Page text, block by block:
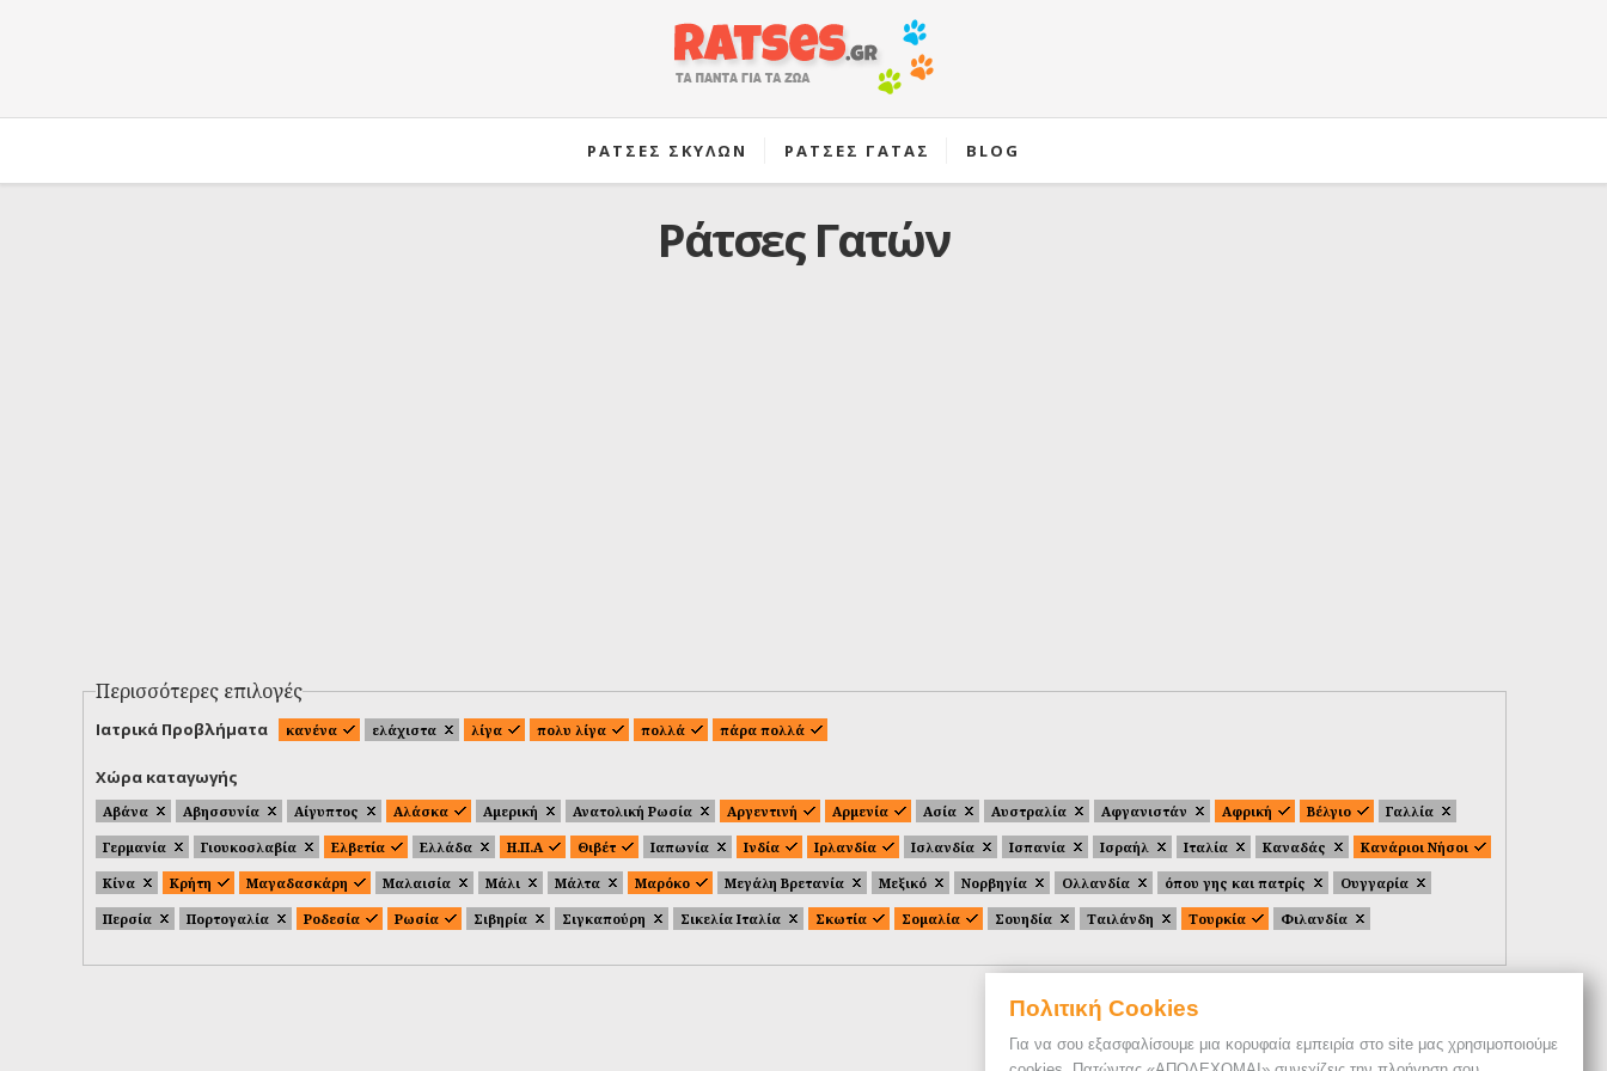
Πολιτική Cookies
Για να σου εξασφαλίσουμε μια κορυφαία εμπειρία στο site μας χρησιμοποιούμε
ΡΑΤΣΕΣ ΣΚΥΛΩΝ ΡΑΤΣΕΣ ΓΑΤΑΣ BLOG
Ράτσες Γατών
Περισσότερες επιλογές
Ιατρικά Προβλήματα κανένα ελάχιστα λίγα πολυ λίγα πολλά πάρα πολλά
Χώρα καταγωγής
Αβάνα Αβησσυνία Αίγυπτος Αλάσκα Αμερική Ανατολική Ρωσία Αργεντινή Αρμενία Ασία Αυστραλία Αφγανιστάν Αφρική Βέλγιο
Γαλλία
Γερμανία
Γιουκοσλαβία Ελβετία Ελλάδα Η.Π.Α Θιβέτ Ιαπωνία Ινδία Ιρλανδία Ισλανδία Ισπανία Ισραήλ Ιταλία Καναδάς
Κανάριοι Νήσοι
Κίνα
Κρήτη Μαγαδασκάρη Μαλαισία Μάλι Μάλτα Μαρόκο Μεγάλη Βρετανία Μεξικό Νορβηγία Ολλανδία όπου γης και πατρίς
Ουγγαρία
Περσία
Πορτογαλία Ροδεσία Ρωσία Σιβηρία Σιγκαπούρη Σικελία Ιταλία Σκωτία Σομαλία Σουηδία Ταιλάνδη Τουρκία Φιλανδία